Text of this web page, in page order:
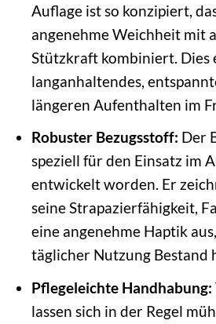
Auflage ist so konzipiert,
angenehme Weichheit mit
Stützkraft kombiniert. Dies
langanhaltendes,
längeren Aufenthalten im
Robuster Bezugsstoff: Der
speziell für den Einsatz im
entwickelt worden. Er
seine Strapazierfähigkeit,
eine angenehme Haptik
täglicher Nutzung Bestand
Pflegeleichte Handhabung:
lassen sich in der Regel